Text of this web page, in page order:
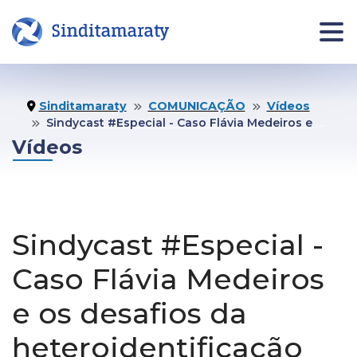
INÍCIO
O
SINDICATO
Institucional
NOTÍCIAS
COMUNICAÇÃO
Notas Oficiais
Publicações
Fale
Jurídico
Agende
Vídeos
Sinditamaraty COMUNICAÇÃO
Vídeos
Sindycast #Especial - Caso Flávia Medeiros e os desafios da heteroidentificação
Sindycast #Especial -
Caso Flávia Medeiros
e os desafios da
heteroidentificação